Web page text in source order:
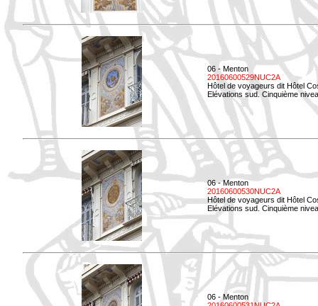
06 - Menton
20160600529NUC2A
Hôtel de voyageurs dit Hôtel
Elévations sud. Cinquième
06 - Menton
20160600530NUC2A
Hôtel de voyageurs dit Hôtel
Elévations sud. Cinquième
06 - Menton